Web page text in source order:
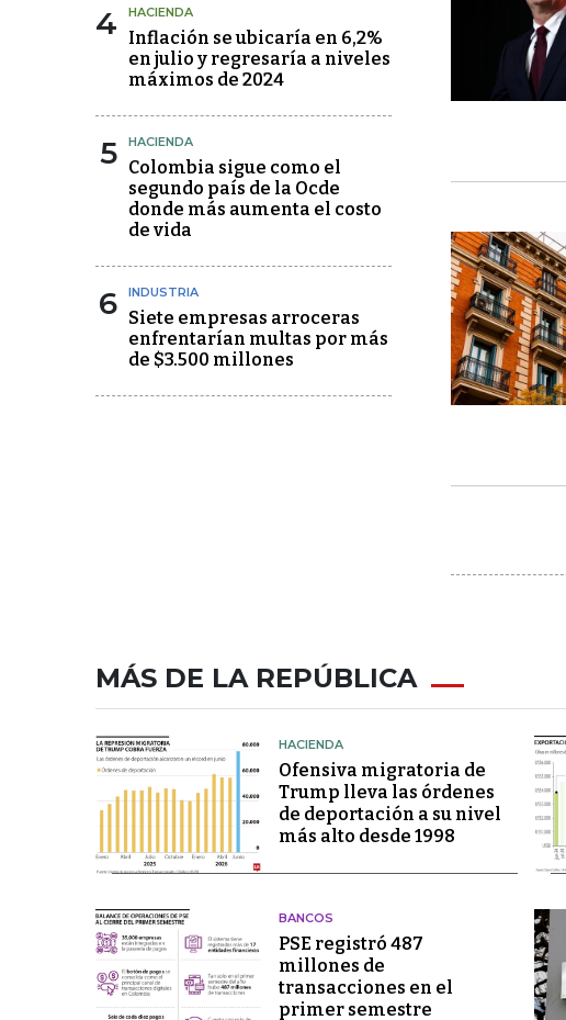
4 HACIENDA
Inflación se ubicaría en 6,2%
en julio y regresaría a niveles
máximos de 2024
5 HACIENDA
Colombia sigue como el
segundo país de la Ocde
donde más aumenta el costo
de vida
6 INDUSTRIA
Siete empresas arroceras
enfrentarían multas por más
de $3.500 millones
MÁS DE LA REPÚBLICA
HACIENDA
Ofensiva migratoria de
Trump lleva las órdenes
de deportación a su nivel
más alto desde 1998
BANCOS
PSE registró 487
millones de
transacciones en el
primer semestre